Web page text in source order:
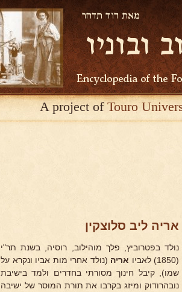
A project ofTouro
אריה ליב סלוצקין
נולד בפטרוביץ, פלך מוהילוב, רוסיה, בשנת תר"י
(1850) לאביו
אריה (נולד אחרי מות אביו ונקרא על
שמו), קיבל חינוך מסורתי בחדרים ולמד בישיבת
נובהרודוק ומיזג בקרבו את תורת המוסר של ישיבה